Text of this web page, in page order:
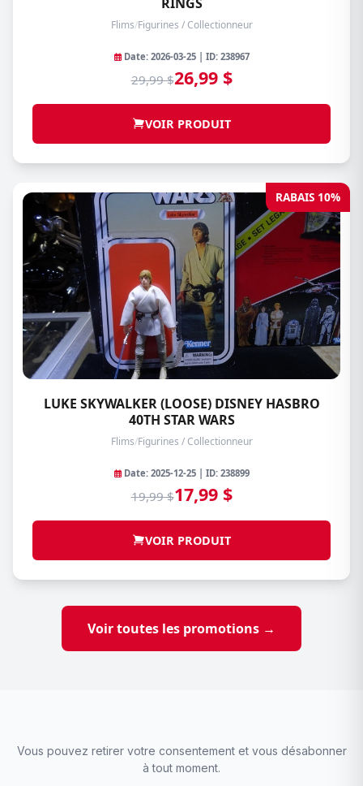
Flims/Figurines / Collectionneur
Date: 2026-03-25 | ID: 238967
29,99 $26,99 $
VOIR PRODUIT
RABAIS 10%
LUKE SKYWALKER (LOOSE) DISNEY HASBRO
40TH STAR WARS
Flims/Figurines / Collectionneur
Date: 2025-12-25 | ID: 238899
19,99 $17,99 $
VOIR PRODUIT
Voir toutes les promotions →
Vous pouvez retirer votre consentement et vous désabonner
à tout moment.